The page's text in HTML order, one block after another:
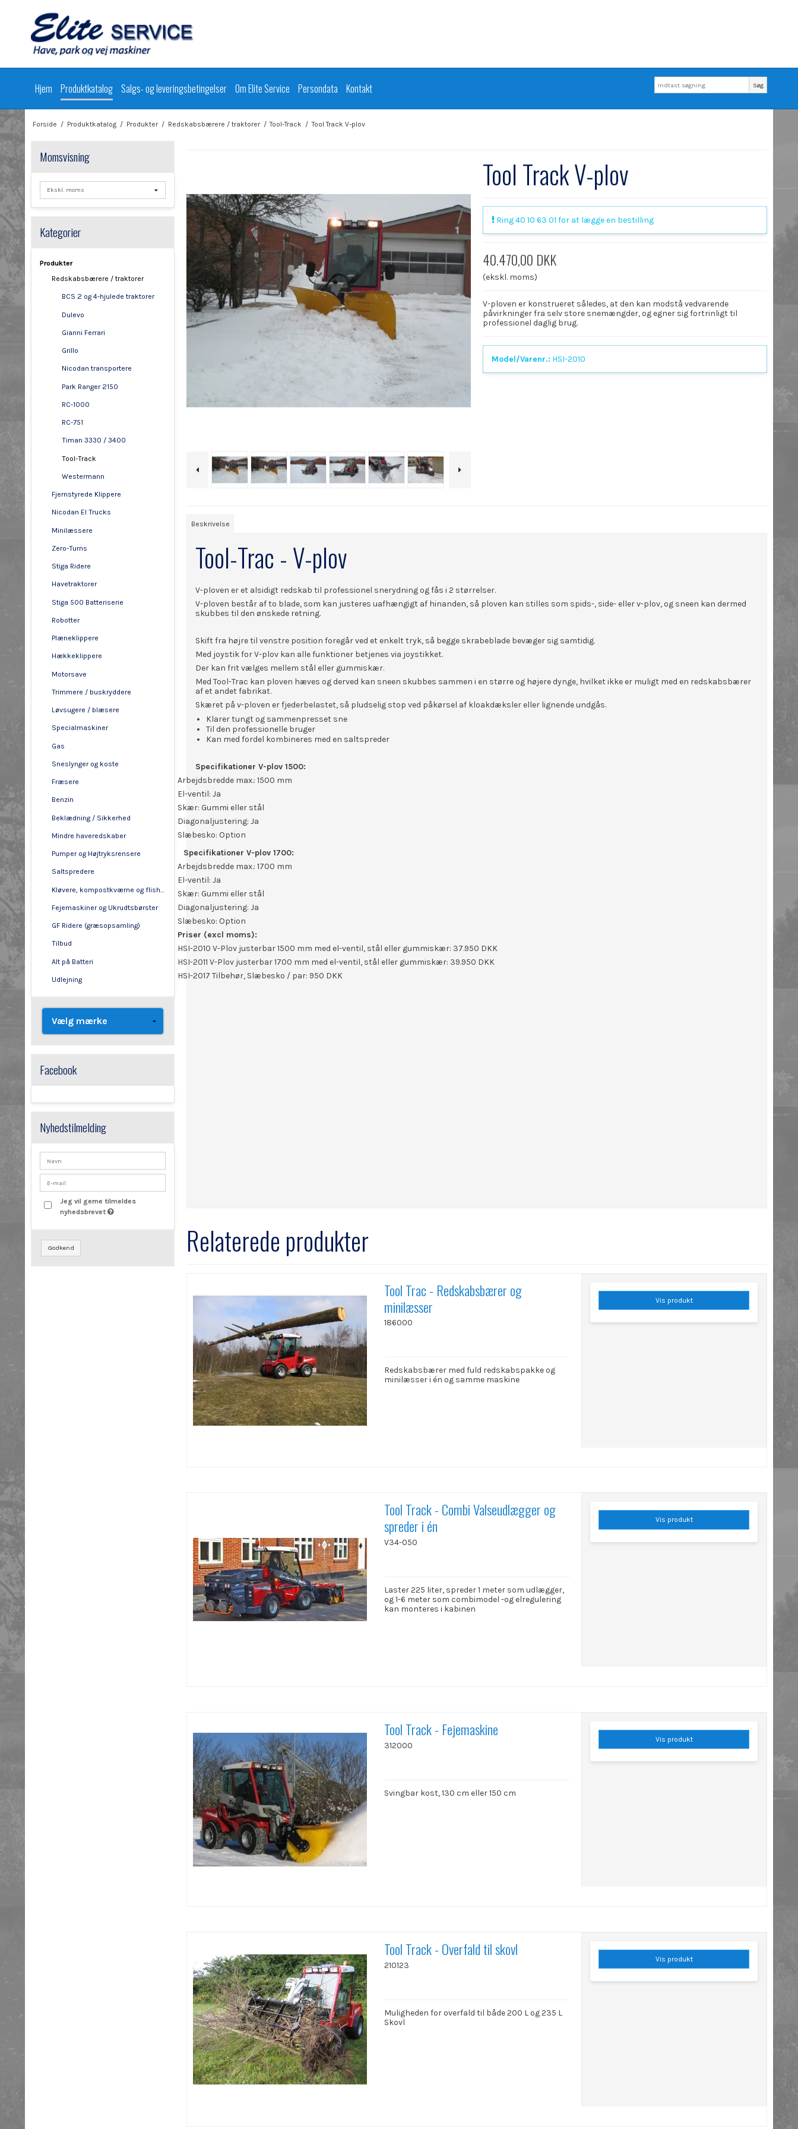
Hjem Produktkatalog Salgs- og leveringsbetingelser Om Elite Service Persondata Kontakt Søg
Forside / Produktkatalog / Produkter / Redskabsbærere / traktorer / Tool-Track / Tool Track V-plov
Momsvisning
Kategorier
Produkter
Redskabsbærere / traktorer
BCS 2 og 4-hjulede traktorer
Dulevo
Gianni Ferrari
Grillo
Nicodan transportere
Park Ranger 2150
RC-1000
RC-751
Timan 3330 / 3400
Tool-Track
Westermann
Fjernstyrede Klippere
Nicodan El Trucks
Minilæssere
Zero-Turns
Stiga Ridere
Havetraktorer
Stiga 500 Batteriserie
Robotter
Plæneklippere
Hækkeklippere
Motorsave
Trimmere / buskryddere
Løvsugere / blæsere
Specialmaskiner
Gas
Sneslynger og koste
Fræsere
Benzin
Beklædning / Sikkerhed
Mindre haveredskaber
Pumper og Højtryksrensere
Saltspredere
Fejemaskiner og Ukrudtsbørster
GF Ridere (græsopsamling)
Tilbud
Alt på Batteri
Udlejning
Facebook
Nyhedstilmelding
Jeg vil gerne tilmeldes
nyhedsbrevet
Godkend
Tool Track V-plov
Ring 40 10 63 01 for at lægge en bestilling
40.470,00 DKK
(ekskl. moms)
V-ploven er konstrueret således, at den kan modstå vedvarende
påvirkninger fra selv store snemængder, og egner sig fortrinligt til
professionel daglig brug.
Model/Varenr.: HSI-2010
Beskrivelse
Tool-Trac - V-plov
V-ploven er et alsidigt redskab til professionel snerydning og fås i 2 størrelser.
V-ploven består af to blade, som kan justeres uafhængigt af hinanden, så ploven kan stilles som spids-, side- eller v-plov, og sneen kan dermed
skubbes til den ønskede retning.
Skift fra højre til venstre position foregår ved et enkelt tryk, så begge skrabeblade bevæger sig samtidig.
Med joystik for V-plov kan alle funktioner betjenes via joystikket.
Der kan frit vælges mellem stål eller gummiskær.
Med Tool-Trac kan ploven hæves og derved kan sneen skubbes sammen i en større og højere dynge, hvilket ikke er muligt med en redskabsbærer
af et andet fabrikat.
Skæret på v-ploven er fjederbelastet, så pludselig stop ved påkørsel af kloakdæksler eller lignende undgås.
Klarer tungt og sammenpresset sne
Til den professionelle bruger
Kan med fordel kombineres med en saltspreder
Specifikationer V-plov 1500:
Arbejdsbredde max.: 1500 mm
El-ventil: Ja
Skær: Gummi eller stål
Diagonaljustering: Ja
Slæbesko: Option
Specifikationer V-plov 1700:
Arbejdsbredde max.: 1700 mm
El-ventil: Ja
Skær: Gummi eller stål
Diagonaljustering: Ja
Slæbesko: Option
Priser (excl moms):
HSI-2010 V-Plov justerbar 1500 mm med el-ventil, stål eller gummiskær: 37.950 DKK
HSI-2011 V-Plov justerbar 1700 mm med el-ventil, stål eller gummiskær: 39.950 DKK
HSI-2017 Tilbehør, Slæbesko / par: 950 DKK
Relaterede produkter
Tool Trac - Redskabsbærer og
minilæsser
186000
Redskabsbærer med fuld redskabspakke og
minilæsser i én og samme maskine
Vis produkt
Tool Track - Combi Valseudlægger og
spreder i én
V34-050
Laster 225 liter, spreder 1 meter som udlægger,
og 1-6 meter som combimodel -og elregulering
kan monteres i kabinen
Vis produkt
Tool Track - Fejemaskine
312000
Svingbar kost, 130 cm eller 150 cm
Vis produkt
Tool Track - Overfald til skovl
210123
Muligheden for overfald til både 200 L og 235 L
Skovl
Vis produkt